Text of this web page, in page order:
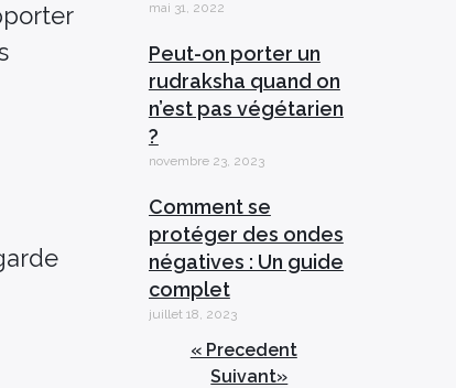
mai 31, 2022
Peut-on porter un
rudraksha quand on
n’est pas végétarien
?
novembre 23, 2023
Comment se
protéger des ondes
négatives : Un guide
complet
juillet 18, 2023
« Precedent
Suivant»